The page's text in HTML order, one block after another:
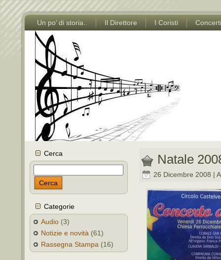
Un po’ di storia.. Il Direttore I Coristi Concerti
Cerca
Cerca
Categorie
Audio (3)
Notizie e novità (61)
Rassegna Stampa (16)
Natale
26 Dicembre 2008 |